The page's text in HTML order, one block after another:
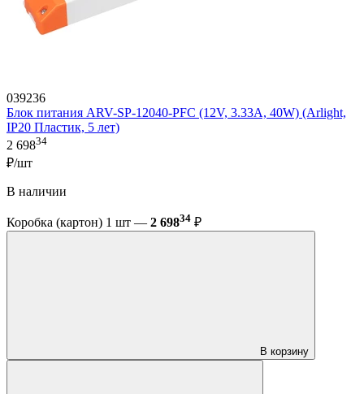
039236
Блок питания ARV-SP-12040-PFC (12V, 3.33A, 40W) (Arlight,
IP20 Пластик, 5 лет)
2 69834
₽/шт
В наличии
Коробка (картон) 1 шт — 2 69834 ₽
В корзину